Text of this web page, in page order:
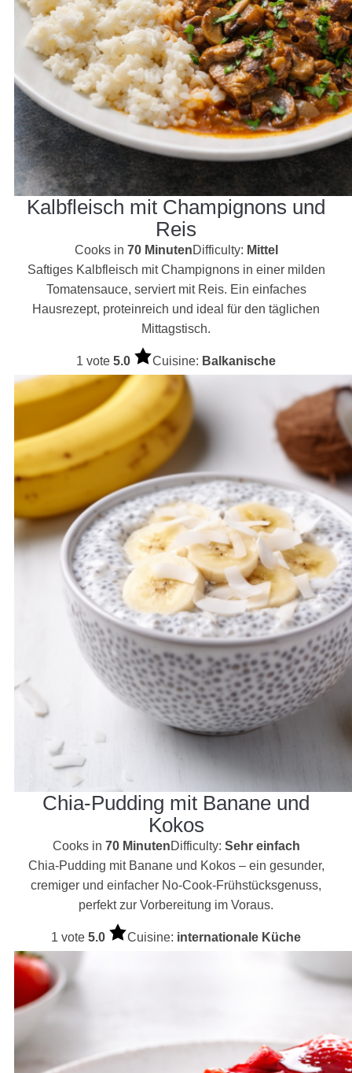
Kalbfleisch mit Champignons und
Reis
Cooks in 70 MinutenDifficulty: Mittel
Saftiges Kalbfleisch mit Champignons in einer milden
Tomatensauce, serviert mit Reis. Ein einfaches
Hausrezept, proteinreich und ideal für den täglichen
Mittagstisch.
1 vote 5.0 Cuisine: Balkanische
Chia-Pudding mit Banane und
Kokos
Cooks in 70 MinutenDifficulty: Sehr einfach
Chia-Pudding mit Banane und Kokos – ein gesunder,
cremiger und einfacher No-Cook-Frühstücksgenuss,
perfekt zur Vorbereitung im Voraus.
1 vote 5.0 Cuisine: internationale Küche